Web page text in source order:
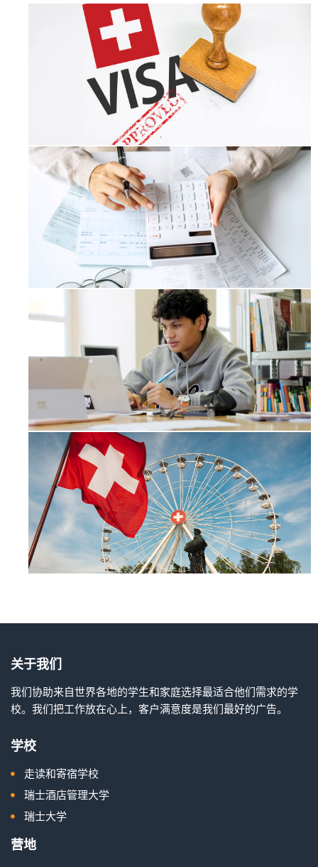
关于我们
我们协助来自世界各地的学生和家庭选择最适合他们需求的学
校。我们把工作放在心上，客户满意度是我们最好的广告。
学校
走读和寄宿学校
瑞士酒店管理大学
瑞士大学
营地